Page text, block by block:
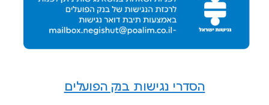
הסדרי נגישות בנק הפועלים